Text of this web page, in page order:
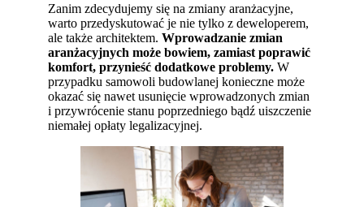
Zanim zdecydujemy się na zmiany aranżacyjne,
warto przedyskutować je nie tylko z deweloperem,
ale także architektem.Wprowadzanie zmian
aranżacyjnych może bowiem, zamiast poprawić
komfort, przynieść dodatkowe problemy. W
przypadku samowoli budowlanej konieczne może
okazać się nawet usunięcie wprowadzonych zmian
i przywrócenie stanu poprzedniego bądź uiszczenie
niemałej opłaty legalizacyjnej.